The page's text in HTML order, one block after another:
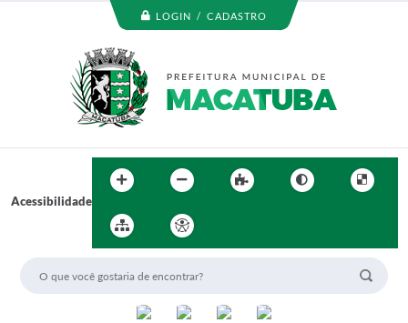
LOGIN / CADASTRO
Acessibilidade